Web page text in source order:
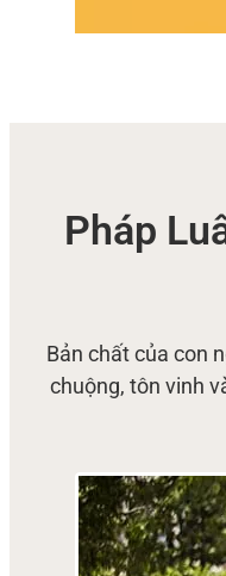
Pháp
Bản chất của con
chuộng, tôn vinh